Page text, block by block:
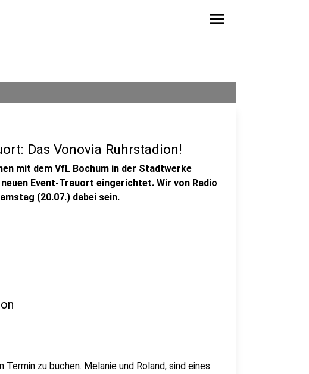
menu
Das Vonovia Ruhrstadion!
mit dem VfL Bochum in der Stadtwerke
Event-Trauort eingerichtet. Wir von Radio
(20.07.) dabei sein.
zu buchen. Melanie und Roland, sind eines